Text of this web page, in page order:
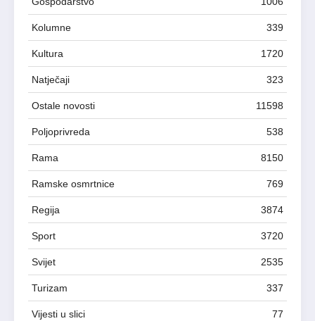
Kolumne 339
Kultura 1720
Natječaji 323
Ostale novosti 11598
Poljoprivreda 538
Rama 8150
Ramske osmrtnice 769
Regija 3874
Sport 3720
Svijet 2535
Turizam 337
Vijesti u slici 77